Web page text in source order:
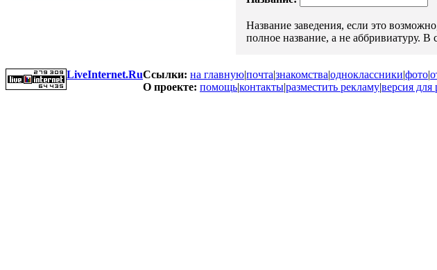
Название заведения, если это
полное название, а не аббривиатуру.
LiveInternet.RuСсылки: на главную|почта|знакомства|одноклассники|фото|
О проекте: помощь|контакты|разместить рекламу|версия для